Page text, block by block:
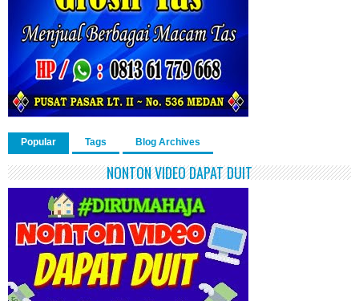
Popular Tags Blog Archives
NONTON VIDEO DAPAT DUIT